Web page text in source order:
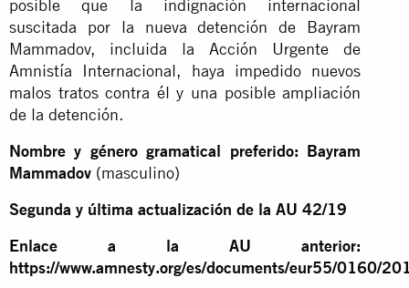
posible que la indignación internacional
suscitada por la nueva detención de Bayram
Mammadov, incluida la Acción Urgente de
Amnistía Internacional, haya impedido nuevos
malos tratos contra él y una posible ampliación
de la detención.
Nombre y género gramatical preferido: Bayram
Mammadov (masculino)
Segunda y última actualización de la AU 42/19
Enlace a la AU anterior:
https://www.amnesty.org/es/documents/eur55/0160/